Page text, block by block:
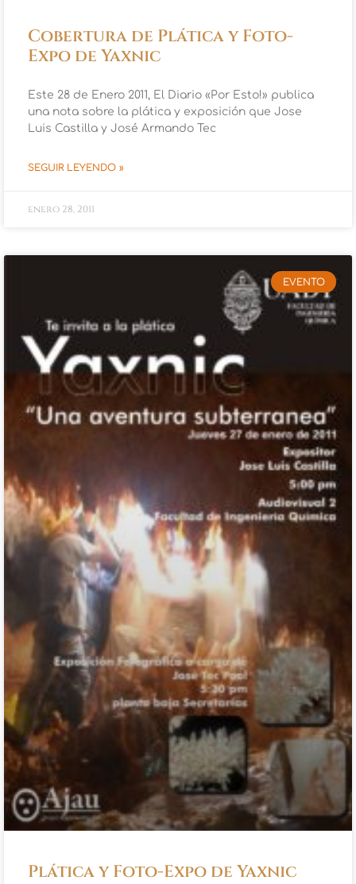
Cobertura de Plática y Foto-
Expo de Yaxnic
Este 28 de Enero 2011, El Diario «Por Esto!» publica
una nota sobre la plática y exposición que Jose
Luis Castilla y José Armando Tec
SEGUIR LEYENDO »
enero 28, 2011
EVENTO
Plática y Foto-Expo de Yaxnic